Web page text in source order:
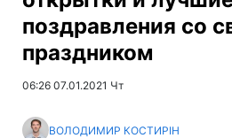
поздравления со
праздником
06:26 07.01.2021 Чт
ВОЛОДИМИР КОСТИРІН